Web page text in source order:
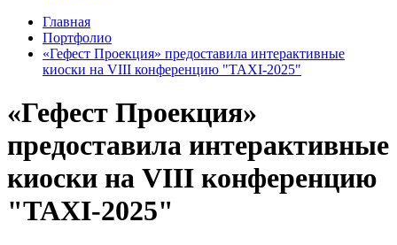
Главная
Портфолио
«Гефест Проекция» предоставила интерактивные
киоски на VIII конференцию "TAXI-2025"
«Гефест Проекция»
предоставила интерактивные
киоски на VIII конференцию
"TAXI-2025"